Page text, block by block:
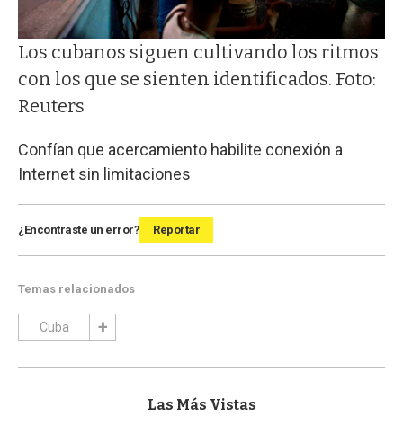
Los cubanos siguen cultivando los ritmos
con los que se sienten identificados. Foto:
Reuters
Confían que acercamiento habilite conexión a
Internet sin limitaciones
¿Encontraste un error? Reportar
Temas relacionados
Cuba
Las Más Vistas